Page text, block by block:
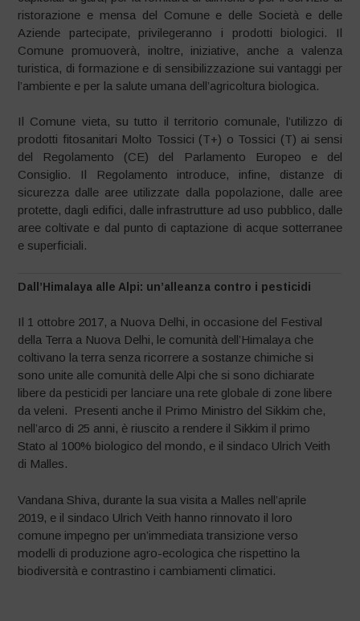
ristorazione e mensa del Comune e delle Società e delle
Aziende partecipate, privilegeranno i prodotti biologici. Il
Comune promuoverà, inoltre, iniziative, anche a valenza
turistica, di formazione e di sensibilizzazione sui vantaggi per
l’ambiente e per la salute umana dell’agricoltura biologica.
Il Comune vieta, su tutto il territorio comunale, l’utilizzo di
prodotti fitosanitari Molto Tossici (T+) o Tossici (T) ai sensi
del Regolamento (CE) del Parlamento Europeo e del
Consiglio. Il Regolamento introduce, infine, distanze di
sicurezza dalle aree utilizzate dalla popolazione, dalle aree
protette, dagli edifici, dalle infrastrutture ad uso pubblico, dalle
aree coltivate e dal punto di captazione di acque sotterranee
e superficiali.
Dall’Himalaya alle Alpi: un’alleanza contro i pesticidi
Il 1 ottobre 2017, a Nuova Delhi, in occasione del Festival
della Terra a Nuova Delhi, le comunità dell’Himalaya che
coltivano la terra senza ricorrere a sostanze chimiche si
sono unite alle comunità delle Alpi che si sono dichiarate
libere da pesticidi per lanciare una rete globale di zone libere
da veleni. Presenti anche il Primo Ministro del Sikkim che,
nell’arco di 25 anni, è riuscito a rendere il Sikkim il primo
Stato al 100% biologico del mondo, e il sindaco Ulrich Veith
di Malles.
Vandana Shiva, durante la sua visita a Malles nell’aprile
2019, e il sindaco Ulrich Veith hanno rinnovato il loro
comune impegno per un’immediata transizione verso
modelli di produzione agro-ecologica che rispettino la
biodiversità e contrastino i cambiamenti climatici.